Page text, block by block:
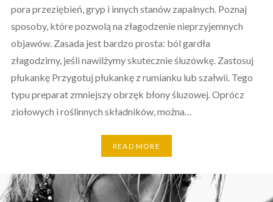
pora przeziębień, gryp i innych stanów zapalnych. Poznaj
sposoby, które pozwolą na złagodzenie nieprzyjemnych
objawów. Zasada jest bardzo prosta: ból gardła
złagodzimy, jeśli nawilżymy skutecznie śluzówkę. Zastosuj
płukankę Przygotuj płukankę z rumianku lub szałwii. Tego
typu preparat zmniejszy obrzęk błony śluzowej. Oprócz
ziołowych i roślinnych składników, można…
READ MORE